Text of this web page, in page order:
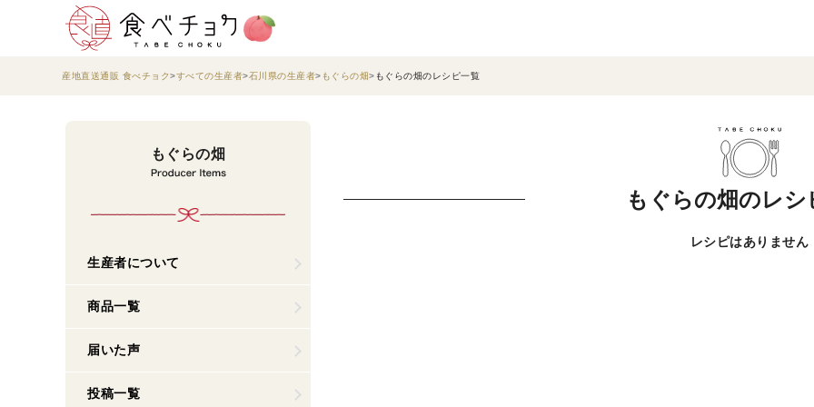
産地直送通販 食べチョク すべての生産者 石川県の生産者 もぐらの畑 もぐらの畑のレシピ一覧
もぐらの畑
生産者について
商品一覧
届いた声
投稿一覧
もぐらの畑のレシ
レシピはありません